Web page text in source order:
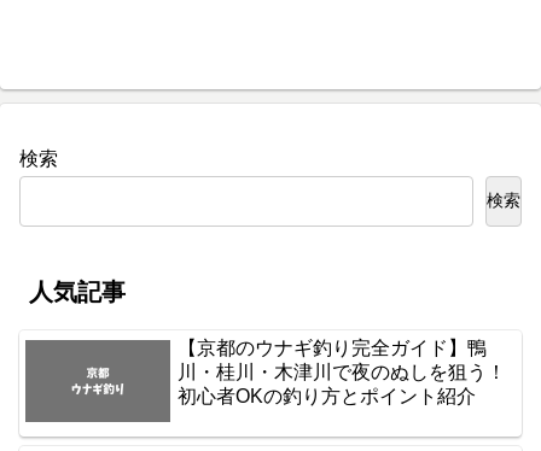
検索
検索
人気記事
【京都のウナギ釣り完全ガイド】鴨
川・桂川・木津川で夜のぬしを狙う！
初心者OKの釣り方とポイント紹介